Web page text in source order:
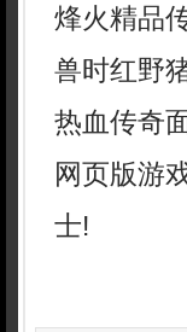
烽火精品
兽时红野
热血传奇
网页版游
士!